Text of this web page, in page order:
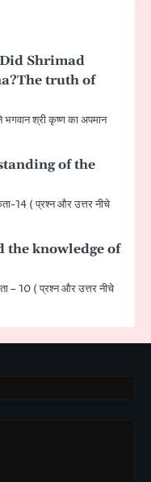
Shrimad
truth of
भगवान श्री कृष्ण का अपमान
of the
14 ( प्रश्न और उत्तर नीचे
the knowledge of
– 10 ( प्रश्न और उत्तर नीचे